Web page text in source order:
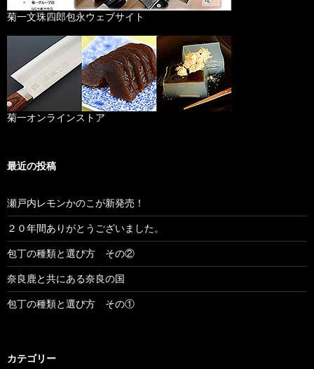
菊一文珠四郎包永ウェブサイト
菊一オンラインストア
最近の投稿
瀬戸内レモンかのこが新発売！
２０年間ありがとうございました。
包丁の種類と選び方 その②
奈良鹿と共にある奈良の国
包丁の種類と選び方 その①
カテゴリー